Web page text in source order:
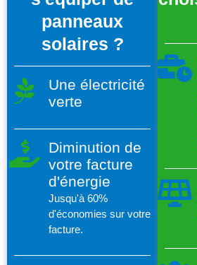
panneaux
solaires ?
Une électricité
verte
Diminution de
votre facture
d'énergie
Jusqu'à 60%
d'économies sur votre
facture.